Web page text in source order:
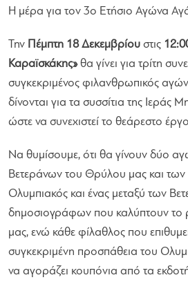
Η μέρα για τον 3ο Ετήσιο Αγώνα
Την Πέμπτη 18 Δεκεμβρίου στις
Καραϊσκάκης»θα γίνει για τρίτη
συγκεκριμένος φιλανθρωπικός
δίνονται για τα συσσίτια της Ιεράς
ώστε να συνεχιστεί το θεάρεστο
Να θυμίσουμε, ότι θα γίνουν δύο
Βετεράνων του Θρύλου μας και
Ολυμπιακός και ένας μεταξύ των
δημοσιογράφων που καλύπτουν το
μας, ενώ κάθε φίλαθλος που
συγκεκριμένη προσπάθεια του
να αγοράζει κουπόνια από τα